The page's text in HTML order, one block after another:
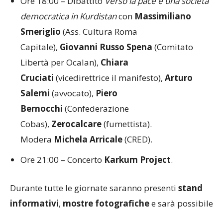
democratica in Kurdistancon Massimiliano
Smeriglio (Ass. Cultura Roma
Capitale), Giovanni Russo Spena (Comitato
Libertà per Ocalan), Chiara
Cruciati (vicedirettrice il manifesto), Arturo
Salerni (avvocato), Piero
Bernocchi (Confederazione
Cobas), Zerocalcare(fumettista).
Modera Michela Arricale(CRED).
Ore 21:00 – Concerto Karkum Project.
Durante tutte le giornate saranno presenti stand
informativi, mostre fotografichee sarà possibile